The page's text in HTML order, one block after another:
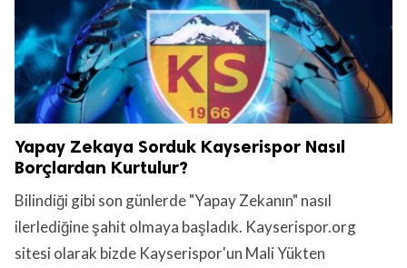
Yapay Zekaya Sorduk Kayserispor Nasıl
Borçlardan Kurtulur?
Bilindiği gibi son günlerde "Yapay Zekanın" nasıl
ilerlediğine şahit olmaya başladık. Kayserispor.org
sitesi olarak bizde Kayserispor'un Mali Yükten